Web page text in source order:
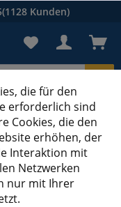
(1128 Kunden)
suchen
die für den
erforderlich sind
Cookies, die den
erhöhen, der
Interaktion mit
Netzwerken
nur mit Ihrer